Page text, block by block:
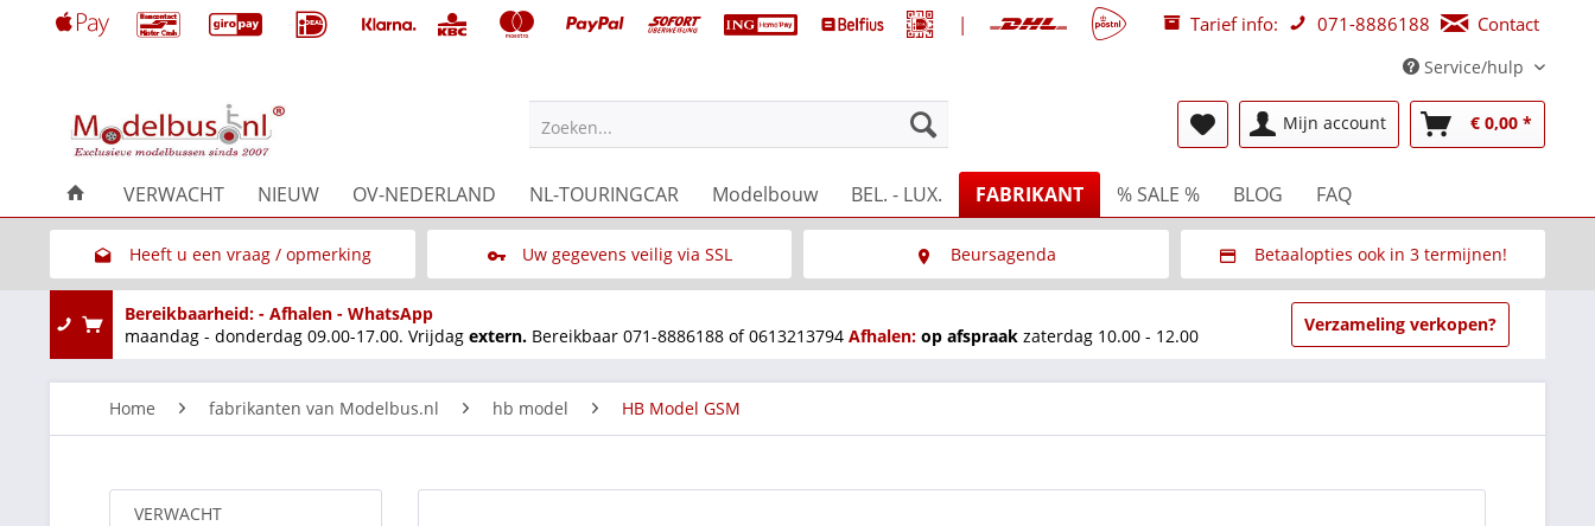
| Tarief info: 071-8886188 Contact
Service/hulp
Zoeken... Mijn account € 0,00 *
VERWACHT NIEUW OV-NEDERLAND NL-TOURINGCAR Modelbouw BEL. - LUX. FABRIKANT % SALE % BLOG FAQ
Heeft u een vraag / opmerking
Link naar het contactformulier
Uw gegevens veilig via SSL Beursagenda Betaalopties ook in 3 termijnen!
Via Multisafepay (veilig via SSL)
Bereikbaarheid: - Afhalen - WhatsApp
maandag - donderdag 09.00-17.00. Vrijdag extern. Bereikbaar 071-8886188 of 0613213794 Afhalen: op afspraak zaterdag 10.00 - 12.00
Verzameling verkopen?
Home fabrikanten van Modelbus.nl hb model HB Model GSM
VERWACHT